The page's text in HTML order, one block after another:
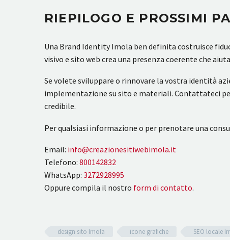
RIEPILOGO E PROSSIMI
Una Brand Identity Imola ben definita costruisce
visivo e sito web crea una presenza coerente che
Se volete sviluppare o rinnovare la vostra identità
implementazione su sito e materiali. Contattateci
credibile.
Per qualsiasi informazione o per prenotare una
Email: info@creazionesitiwebimola.it
Telefono: 800142832
WhatsApp: 3272928995
Oppure compila il nostro form di contatto.
design sito Imola icone grafiche SEO locale